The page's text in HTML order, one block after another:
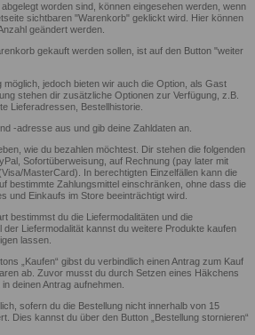
worden sind, können eingesehen werden, wenn
sichtbaren "Warenkorb" geklickt wird. Hier können
geändert werden.
gekauft werden sollen, ist auf den Button "weiter
jedoch bieten wir auch die Option, als Gast
stehen dir zusätzliche Optionen zur Verfügung, z.B.
Lieferadressen, Bestellhistorie.
-adresse aus und gib deine Zahldaten an.
wie du bezahlen möchtest. Dir stehen die folgenden
Sofortüberweisung, auf Rechnung (pay later mit
MasterCard). In berechtigten Einzelfällen kann die
bestimmte Zahlungsmittel einschränken, ohne dass die
und Einkaufs im Store beeinträchtigt wird.
bestimmst du die Liefermodalitäten und die
der Liefermodalität kannst du weitere Produkte kaufen
lassen.
„Kaufen“ gibst du verbindlich einen Antrag zum Kauf
ab. Zuvor musst du durch Setzen eines Häkchens
deinen Antrag aufnehmen.
sofern du die Bestellung nicht innerhalb von 15
Dies kannst du über den Button „Bestellung stornieren“